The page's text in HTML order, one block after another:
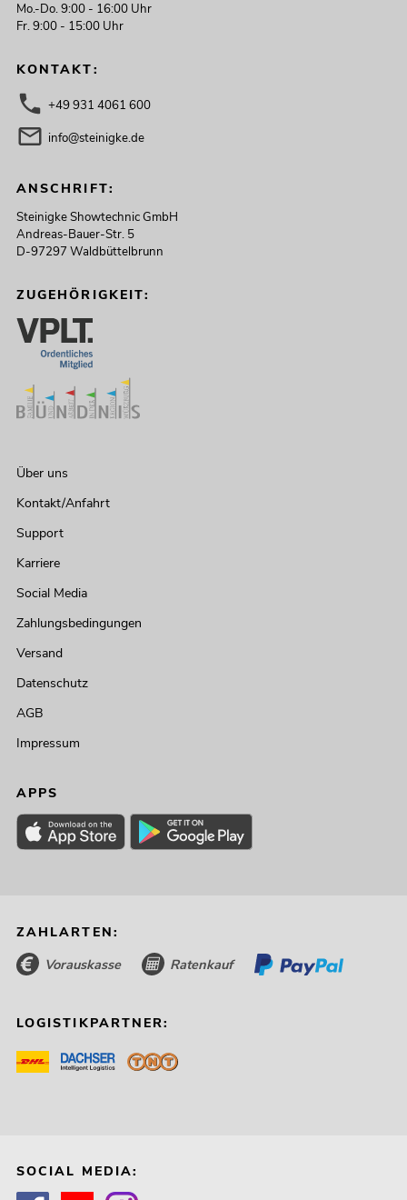
Mo.-Do. 9:00 - 16:00 Uhr
Fr. 9:00 - 15:00 Uhr
KONTAKT:
+49 931 4061 600
info@steinigke.de
ANSCHRIFT:
Steinigke Showtechnic GmbH
Andreas-Bauer-Str. 5
D-97297 Waldbüttelbrunn
ZUGEHÖRIGKEIT:
Über uns
Kontakt/Anfahrt
Support
Karriere
Social Media
Zahlungsbedingungen
Versand
Datenschutz
AGB
Impressum
APPS
ZAHLARTEN:
Vorauskasse Ratenkauf
LOGISTIKPARTNER:
SOCIAL MEDIA: